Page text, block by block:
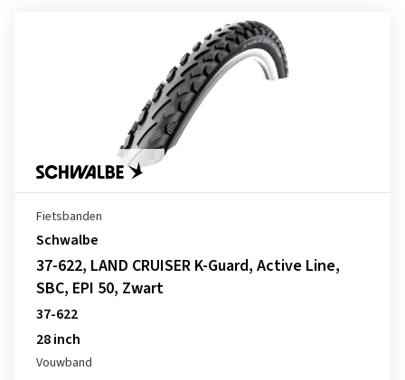
Fietsbanden
Schwalbe
37-622, LAND CRUISER K-Guard, Active Line,
SBC, EPI 50, Zwart
37-622
28 inch
Vouwband